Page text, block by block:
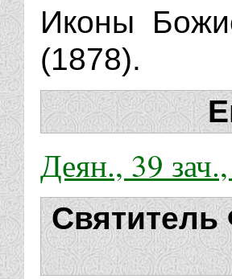
Иконы
(1878).
Деян., 39